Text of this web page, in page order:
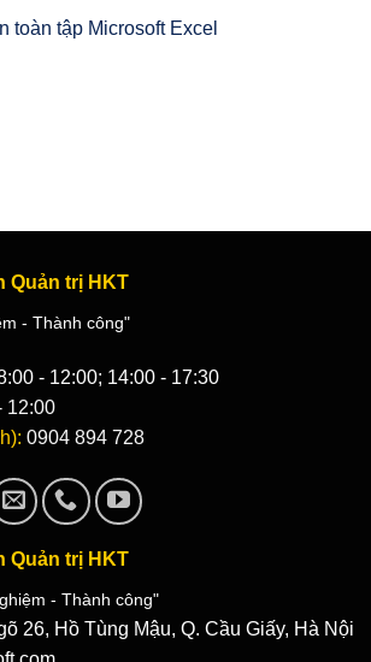
toàn tập Microsoft Excel
Quản trị HKT
- Thành công"
- 12:00; 14:00 - 17:30
12:00
0904 894 728
Quản trị HKT
- Thành công"
26, Hồ Tùng Mậu, Q. Cầu Giấy, Hà Nội